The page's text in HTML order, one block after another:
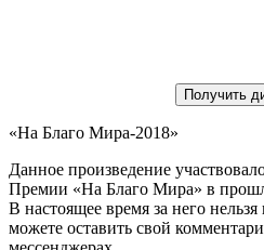
Получить
«На Благо Мира-2018»
Данное произведение
Премии «На Благо Мира» в
В настоящее время за него
можете оставить свой